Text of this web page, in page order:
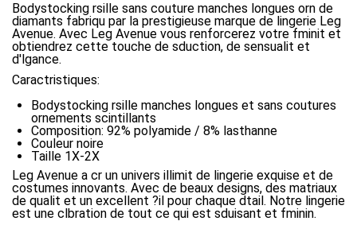
Bodystocking rsille sans couture manches longues orn de
diamants fabriqu par la prestigieuse marque de lingerie Leg
Avenue. Avec Leg Avenue vous renforcerez votre fminit et
obtiendrez cette touche de sduction, de sensualit et
d'lgance.
Caractristiques:
Bodystocking rsille manches longues et sans coutures
ornements scintillants
Composition: 92% polyamide / 8% lasthanne
Couleur noire
Taille 1X-2X
Leg Avenue a cr un univers illimit de lingerie exquise et de
costumes innovants. Avec de beaux designs, des matriaux
de qualit et un excellent ?il pour chaque dtail. Notre lingerie
est une clbration de tout ce qui est sduisant et fminin.